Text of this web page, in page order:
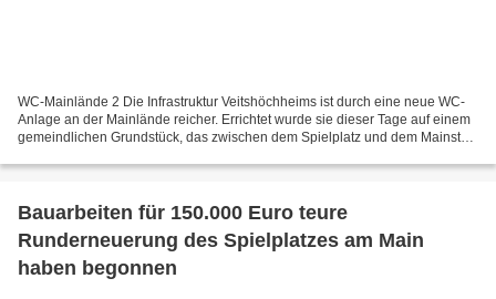
WC-Mainlände 2 Die Infrastruktur Veitshöchheims ist durch eine neue WC-
Anlage an der Mainlände reicher. Errichtet wurde sie dieser Tage auf einem
gemeindlichen Grundstück, das zwischen dem Spielplatz und dem Mainsteg
Bauarbeiten für 150.000 Euro teure
Runderneuerung des Spielplatzes am Main
haben begonnen